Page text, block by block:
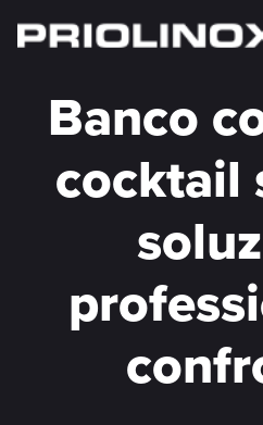
Banco
cocktail